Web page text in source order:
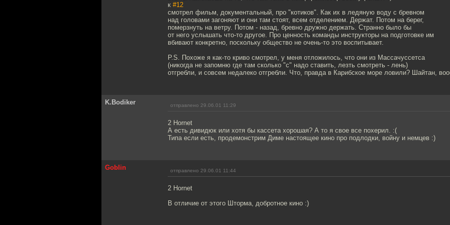
к #12
смотрел фильм, документальный, про "котиков". Как их в ледяную воду с бревном
над головами загоняют и они там стоят, всем отделением. Держат. Потом на берег,
померзнуть на ветру. Потом - назад, бревно дружно держать. Странно было бы
от него услышать что-то другое. Про ценность команды инструкторы на подготовке им
вбивают конкретно, поскольку общество не очень-то это воспитывает.
P.S. Похоже я как-то криво смотрел, у меня отложилось, что они из Массачуссетса
(никогда не запомню где там сколько "с" надо ставить, лезть смотреть - лень)
отгребли, и совсем недалеко отгребли. Что, правда в Карибское море ловили? Шайтан,
K.Bodiker отправлено 29.06.01 11:29
2 Hornet
А есть дивидюк или хотя бы кассета хорошая? А то я свое все похерил. :(
Типа если есть, продемонстрим Диме настоящее кино про подлодки, войну и немцев :)
Goblin отправлено 29.06.01 11:44
2 Hornet
В отличие от этого Шторма, добротное кино :)